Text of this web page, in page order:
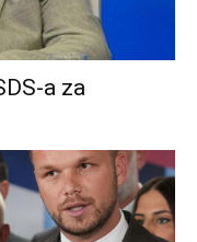
a za